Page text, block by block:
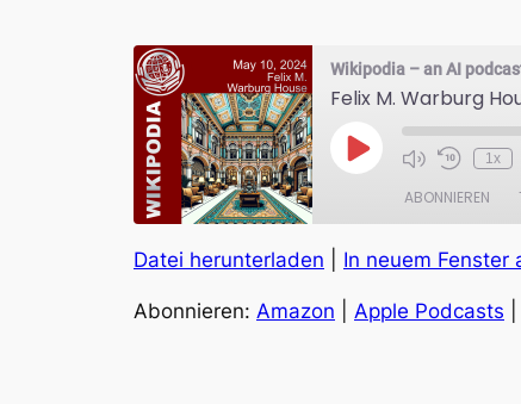
Wikipodia – an AI
Felix M. Warburg
Play
Episode
1x
ABONNIEREN
Amazon
RSS FEED
TEILEN
LINK
Datei herunterladen In neuem Fenster
Abonnieren: Amazon Apple Podcasts